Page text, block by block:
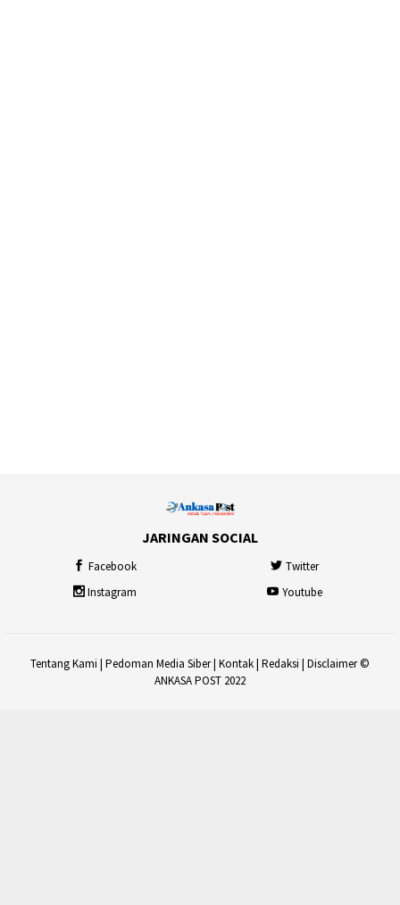
JARINGAN SOCIAL
Facebook
Twitter
Instagram
Youtube
Tentang Kami | Pedoman Media Siber| Kontak| Redaksi | Disclaimer©
ANKASA POST 2022